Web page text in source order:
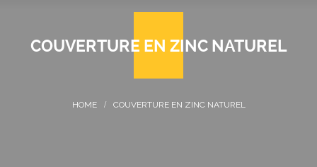
COUVERTURE EN ZINC NATUREL
COUVERTURE EN ZINC NATUREL